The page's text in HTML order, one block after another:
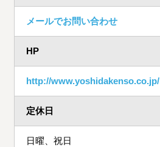
メールでお問い合わせ
HP
http://www.yoshidakenso.co.jp/
定休日
日曜、祝日